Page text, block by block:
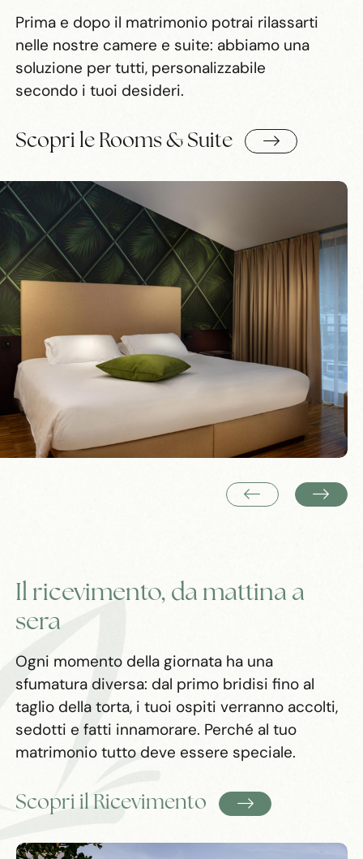
Prima e dopo il matrimonio potrai rilassarti
nelle nostre camere e suite: abbiamo una
soluzione per tutti, personalizzabile
secondo i tuoi desideri.
Scopri le Rooms & Suite
Il ricevimento, da mattina a
sera
Ogni momento della giornata ha una
sfumatura diversa: dal primo bridisi fino al
taglio della torta, i tuoi ospiti verranno accolti,
sedotti e fatti innamorare. Perché al tuo
matrimonio tutto deve essere speciale.
Scopri il Ricevimento